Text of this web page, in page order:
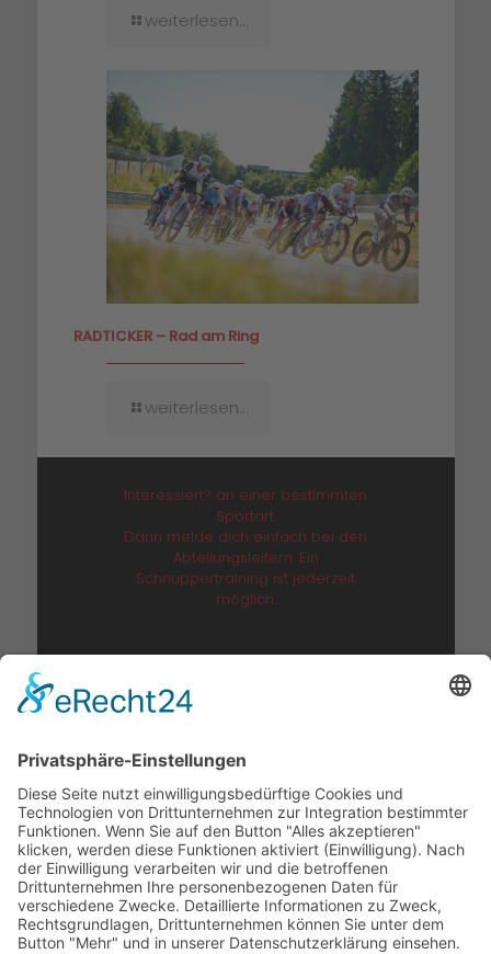
weiterlesen...
RADTICKER – Rad am Ring
weiterlesen...
Interessiert? an einer bestimmten
Sportart.
Dann melde dich einfach bei den
Abteilungsleitern. Ein
Schnuppertraining ist jederzeit
möglich.
Adresse:
Turnverein Miltenberg 1862 e.V.
Churfrankenhalle
Jahnstraße 12
63897 Miltenberg